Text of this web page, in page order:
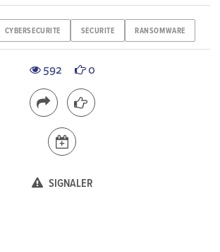
CYBERSECURITE SECURITE RANSOMWARE
592 0
SIGNALER